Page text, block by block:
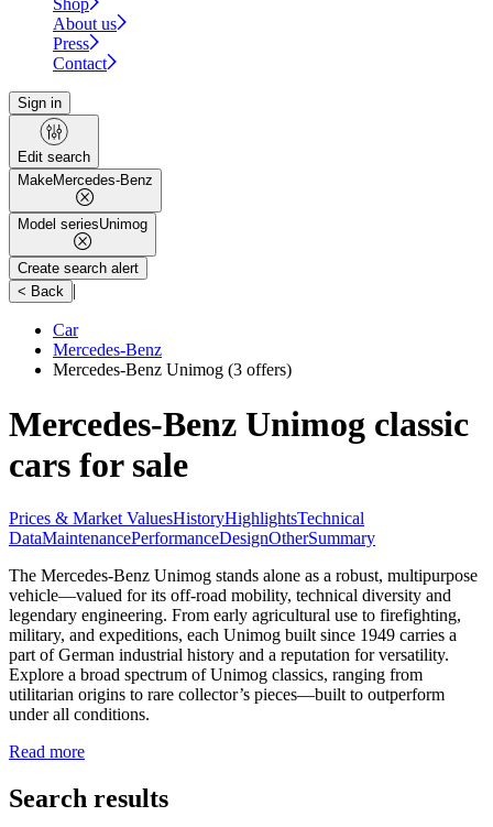
Shop
About us
Press
Contact
Sign in
Edit search
MakeMercedes-Benz
Model seriesUnimog
Create search alert
< Back |
Car
Mercedes-Benz
Mercedes-Benz Unimog (3 offers)
Mercedes-Benz Unimog classic
cars for sale
Prices & Market ValuesHistoryHighlightsTechnical
DataMaintenancePerformanceDesignOtherSummary
The Mercedes-Benz Unimog stands alone as a robust, multipurpose
vehicle—valued for its off-road mobility, technical diversity and
legendary engineering. From early agricultural use to firefighting,
military, and expeditions, each Unimog built since 1949 carries a
part of German industrial history and a reputation for versatility.
Explore a broad spectrum of Unimog classics, ranging from
utilitarian origins to rare collector’s pieces—built to outperform
under all conditions.
Read more
Search results